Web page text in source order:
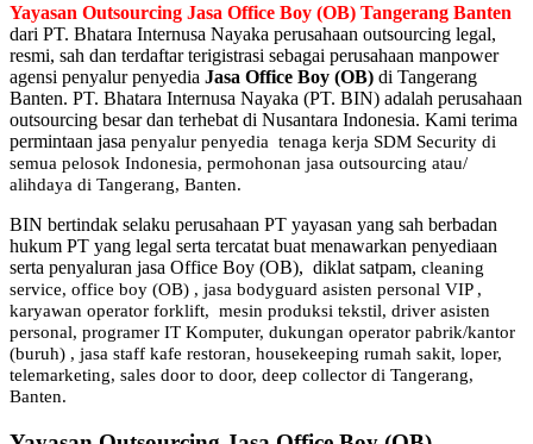
Yayasan Outsourcing Jasa Office Boy (OB) Tangerang Banten
dari PT. Bhatara Internusa Nayaka perusahaan outsourcing legal,
resmi, sah dan terdaftar terigistrasi sebagai perusahaan manpower
agensi penyalur penyedia Jasa Office Boy (OB) di Tangerang
Banten. PT. Bhatara Internusa Nayaka (PT. BIN) adalah perusahaan
outsourcing besar dan terhebat di Nusantara Indonesia. Kami terima
permintaan jasa penyalur penyedia tenaga kerja SDM Security di
semua pelosok Indonesia, permohonan jasa outsourcing atau/
alihdaya di Tangerang, Banten.
BIN bertindak selaku perusahaan PT yayasan yang sah berbadan
hukum PT yang legal serta tercatat buat menawarkan penyediaan
serta penyaluran jasa Office Boy (OB), diklat satpam, cleaning
service, office boy (OB) , jasa bodyguard asisten personal VIP ,
karyawan operator forklift, mesin produksi tekstil, driver asisten
personal, programer IT Komputer, dukungan operator pabrik/kantor
(buruh) , jasa staff kafe restoran, housekeeping rumah sakit, loper,
telemarketing, sales door to door, deep collector di Tangerang,
Banten.